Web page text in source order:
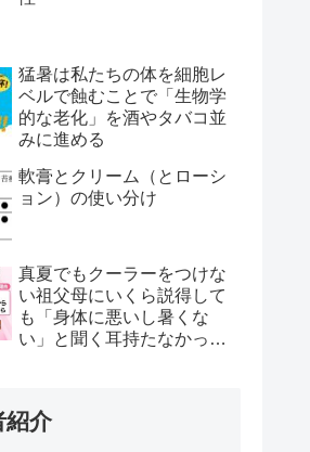
猛暑は私たちの体を細胞レ
ベルで蝕むことで「生物学
的な老化」を酒やタバコ並
みに進める
軟膏とクリーム（とローシ
ョン）の使い分け
真夏でもクーラーをつけな
い祖父母にいくら説得して
も「身体に悪いし暑くな
い」と聞く耳持たなかった
紹介